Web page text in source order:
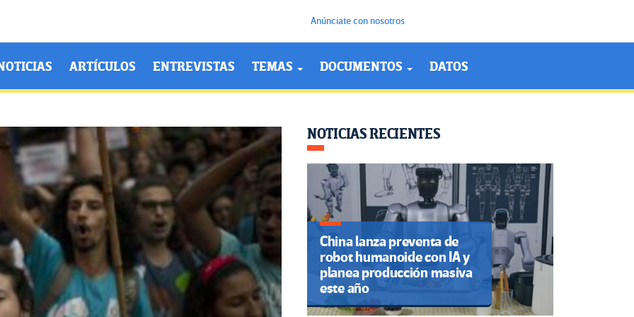
Anúnciate con nosotros
ARTÍCULOS ENTREVISTAS TEMAS DOCUMENTOS DATOS
NOTICIAS RECIENTES
China lanza preventa de
robot humanoide con IA y
planea producción masiva
este año